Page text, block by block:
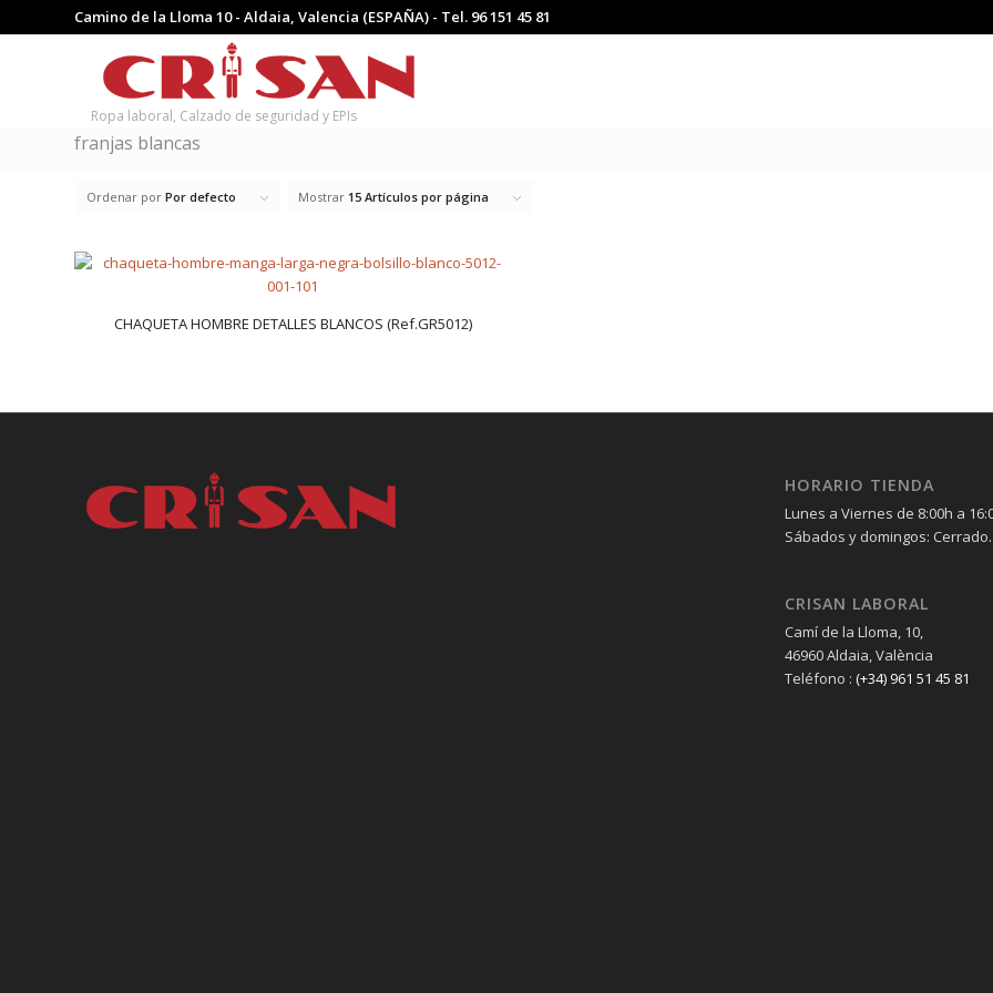
Camino de la Lloma 10 - Aldaia, Valencia (ESPAÑA) - Tel. 96 151 45 81
Ropa laboral, Calzado de seguridad y EPIs
franjas blancas
Ordenar por Por defecto Mostrar 15 Artículos por página
CHAQUETA HOMBRE DETALLES BLANCOS (Ref.GR5012)
HORARIO TIENDA
Lunes a Viernes de 8:00h a
Sábados y domingos: Cerrado.
CRISAN LABORAL
Camí de la Lloma, 10,
46960 Aldaia, València
Teléfono :(+34) 961 51 45 81